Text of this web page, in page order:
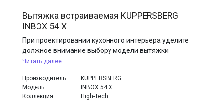
Вытяжка встраиваемая KUPPERSBERG
INBOX 54 X
При проектировании кухонного интерьера уделите
должное внимание выбору модели вытяжки
Читать далее
Производитель
KUPPERSBERG
Модель
INBOX 54 X
Коллекция
High-Tech